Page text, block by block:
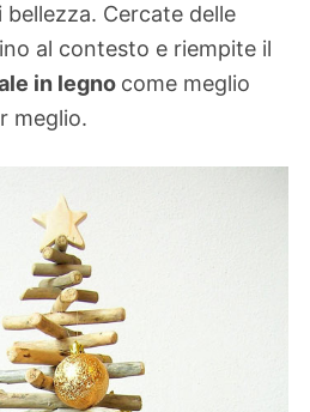
Cercate delle
al contesto e riempite il
in legno come meglio
meglio.